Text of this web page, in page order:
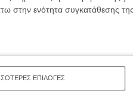
στην ενότητα συγκατάθεσης
ΕΠΙΛΟΓΕΣ
αλλαγές που είδα ήταν καλές.
Κρίσης και δύο
άνθρωπος που υποσχέθηκε ότι
στην εξουσία το 1933. Για